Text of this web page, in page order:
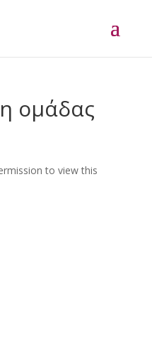
ομάδας
to view this